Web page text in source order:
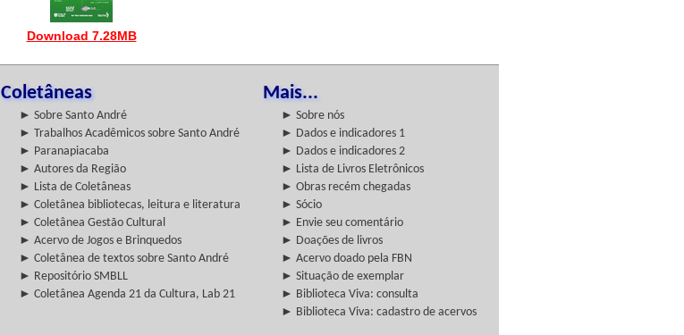
Download 7.28MB
Coletâneas Mais...
► Sobre Santo André
► Sobre nós
► Trabalhos Acadêmicos sobre Santo André
► Dados e indicadores 1
► Paranapiacaba
► Dados e indicadores 2
► Autores da Região
► Lista de Livros Eletrônicos
► Lista de Coletâneas
► Obras recém chegadas
► Coletânea bibliotecas, leitura e literatura
► Sócio
► Coletânea Gestão Cultural
► Envie seu comentário
► Acervo de Jogos e Brinquedos
► Doações de livros
► Coletânea de textos sobre Santo André
► Acervo doado pela FBN
► Repositório SMBLL
► Situação de exemplar
► Coletânea Agenda 21 da Cultura, Lab 21
► Biblioteca Viva: consulta
► Biblioteca Viva: cadastro de acervos